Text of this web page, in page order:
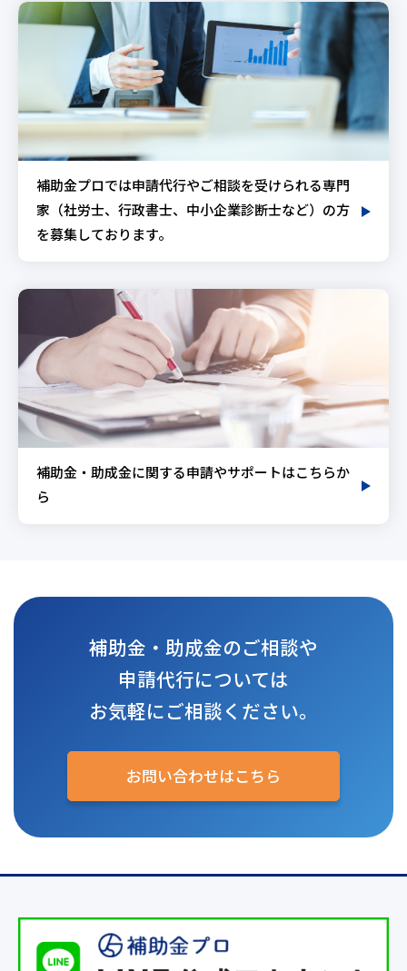
補助金プロでは申請代行やご相談を受けられる専門
家（社労士、行政書士、中小企業診断士など）の方
を募集しております。
補助金・助成金に関する申請やサポートはこちらか
ら
補助金・助成金のご相談や
申請代行については
お気軽にご相談ください。
お問い合わせはこちら